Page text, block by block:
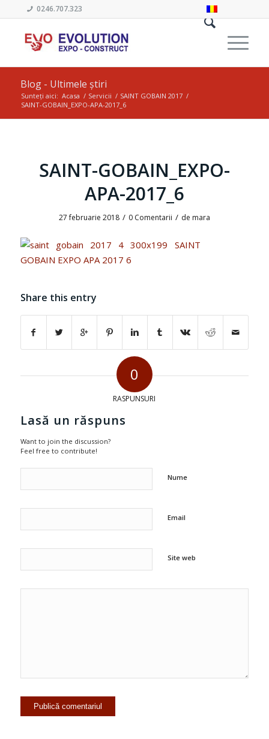
0246.707.323
Blog - Ultimele știri
Sunteți aici: Acasa / Servicii / SAINT GOBAIN 2017 /
SAINT-GOBAIN_EXPO-APA-2017_6
SAINT-GOBAIN_EXPO-
APA-2017_6
27 februarie 2018 / 0 Comentarii / de mara
Share this entry
0
RASPUNSURI
Lasă un răspuns
Want to join the discussion?
Feel free to contribute!
Nume
Email
Site web